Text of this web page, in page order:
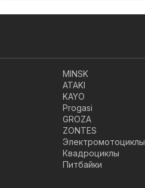
MINSK
ATAKI
KAYO
Progasi
GROZA
ZONTES
Электромотоциклы
Квадроциклы
Питбайки